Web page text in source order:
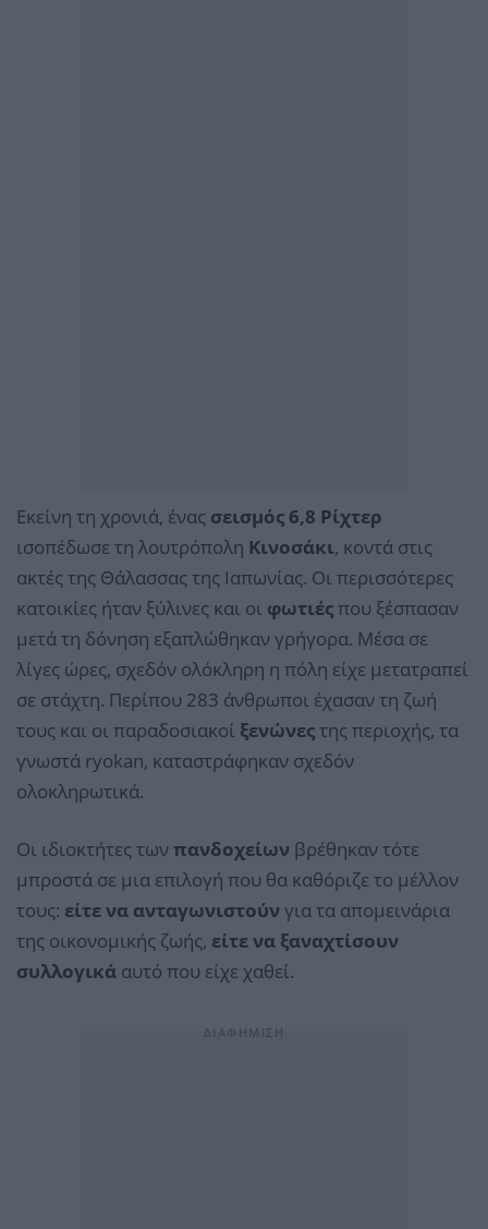
Εκείνη τη χρονιά, ένας σεισμός 6,8 Ρίχτερ
ισοπέδωσε τη λουτρόπολη Κινοσάκι, κοντά στις
ακτές της Θάλασσας της Ιαπωνίας. Οι περισσότερες
κατοικίες ήταν ξύλινες και οι φωτιέςπου ξέσπασαν
μετά τη δόνηση εξαπλώθηκαν γρήγορα. Μέσα σε
λίγες ώρες, σχεδόν ολόκληρη η πόλη είχε μετατραπεί
σε στάχτη. Περίπου 283 άνθρωποι έχασαν τη ζωή
τους και οι παραδοσιακοί ξενώνεςτης περιοχής, τα
γνωστά ryokan, καταστράφηκαν σχεδόν
ολοκληρωτικά.
Οι ιδιοκτήτες τωνπανδοχείων βρέθηκαν τότε
μπροστά σε μια επιλογή που θα καθόριζε το μέλλον
τους: είτε να ανταγωνιστούν για τα απομεινάρια
της οικονομικής ζωής, είτε να ξαναχτίσουν
συλλογικά αυτό που είχε χαθεί.